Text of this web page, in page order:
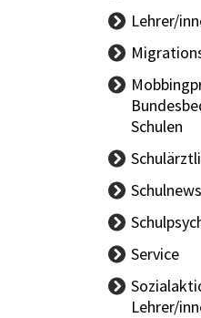
Lehrer/
Schulen
Schulnews
Team
KIS
Service
Lehrer/